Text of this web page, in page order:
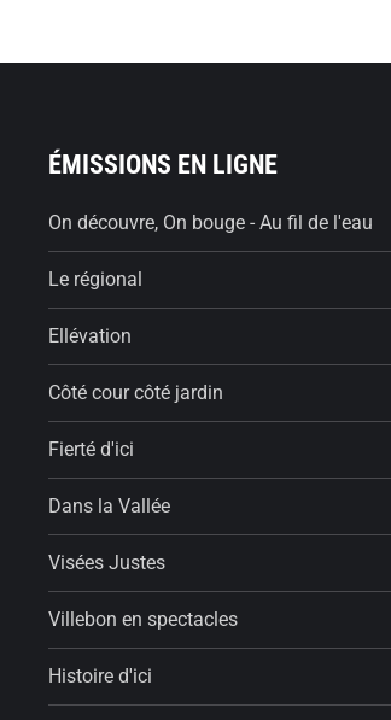
ÉMISSIONS EN LIGNE
On découvre, On bouge - Au fil de l'eau
Le régional
Ellévation
Côté cour côté jardin
Fierté d'ici
Dans la Vallée
Visées Justes
Villebon en spectacles
Histoire d'ici